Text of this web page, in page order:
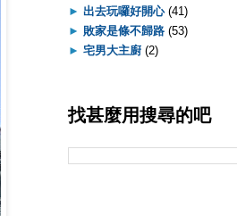
► 出去玩囉好開心 (41)
► 敗家是條不歸路 (53)
► 宅男大主廚 (2)
找甚麼用搜尋的吧